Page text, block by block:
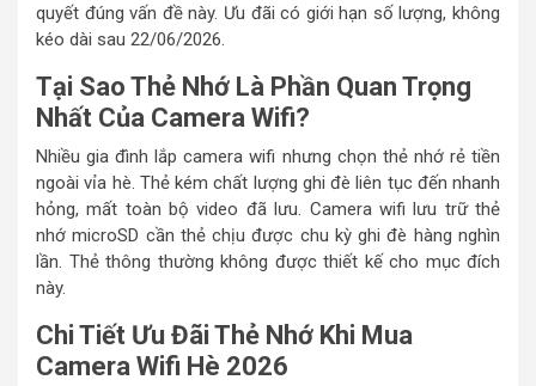
quyết đúng vấn đề này. Ưu đãi có giới hạn số lượng, không
kéo dài sau 22/06/2026.
Tại Sao Thẻ Nhớ Là Phần Quan Trọng
Nhất Của Camera Wifi?
Nhiều gia đình lắp camera wifi nhưng chọn thẻ nhớ rẻ tiền
ngoài vỉa hè. Thẻ kém chất lượng ghi đè liên tục đến nhanh
hỏng, mất toàn bộ video đã lưu. Camera wifi lưu trữ thẻ
nhớ microSD cần thẻ chịu được chu kỳ ghi đè hàng nghìn
lần. Thẻ thông thường không được thiết kế cho mục đích
này.
Chi Tiết Ưu Đãi Thẻ Nhớ Khi Mua
Camera Wifi Hè 2026